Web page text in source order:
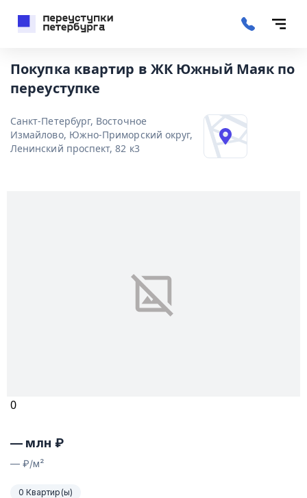
Покупка квартир в ЖК Южный Маяк по
переуступке
Санкт-Петербург, Восточное
Измайлово, Южно-Приморский округ,
Ленинский проспект, 82 к3
0
— млн ₽
—₽/м²
0 Квартир(ы)